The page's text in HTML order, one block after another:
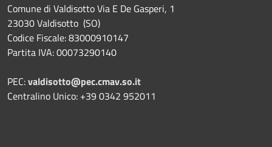
Comune di Valdisotto Via E De Gasperi, 1
23030 Valdisotto (SO)
Codice Fiscale: 83000910147
Partita IVA: 00073290140
PEC:valdisotto@pec.cmav.so.it
Centralino Unico: +39 0342 952011